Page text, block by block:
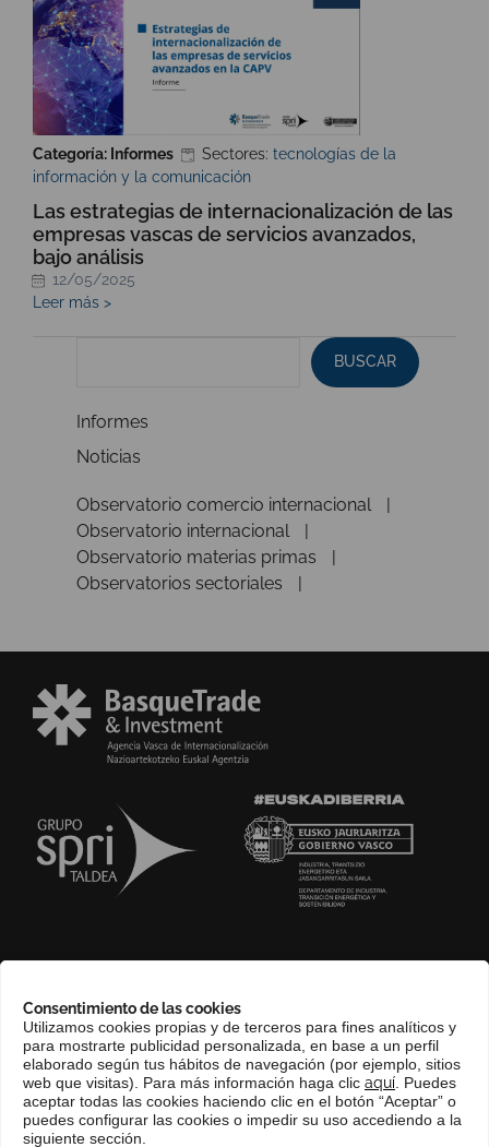
Consentimiento de las cookies
Utilizamos cookies propias y de terceros para fines analíticos y
para mostrarte publicidad personalizada, en base a un perfil
elaborado según tus hábitos de navegación (por ejemplo, sitios
web que visitas). Para más información haga clic aquí . Puedes
aceptar todas las cookies haciendo clic en el botón “Aceptar” o
puedes configurar las cookies o impedir su uso accediendo a la
siguiente sección.
Categoría: Informes Sectores: tecnologías de la
información y la comunicación
Las estrategias de internacionalización de las
empresas vascas de servicios avanzados,
bajo análisis
12/05/2025
Leer más >
BUSCAR
Informes
Noticias
Observatorio comercio internacional
Observatorio internacional
Observatorio materias primas
Observatorios sectoriales
COMPLIANCE CHANNEL
CONTACTO
EUSKERA
PERFIL DEL CONTRATANTE